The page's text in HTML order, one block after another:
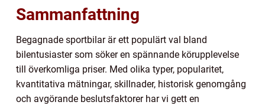
Sammanfattning
Begagnade sportbilar är ett populärt val bland
bilentusiaster som söker en spännande körupplevelse
till överkomliga priser. Med olika typer, popularitet,
kvantitativa mätningar, skillnader, historisk genomgång
och avgörande beslutsfaktorer har vi gett en